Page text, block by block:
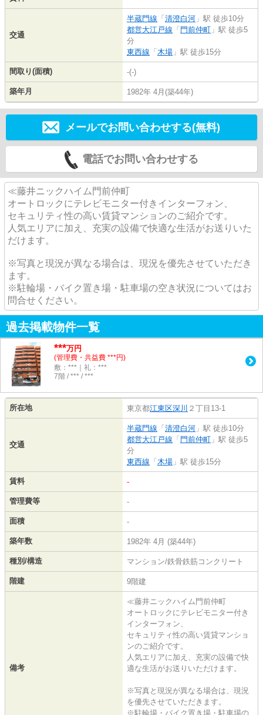
交通
半蔵門線 「 清澄白河 」駅 徒歩10分
都営大江戸線 「 門前仲町 」駅 徒歩5
分
東西線 「 木場 」駅 徒歩15分
間取り(面積) -(-)
築年月 1982年 4月(築44年)
メールでお問い合わせする(無料)
電話でお問い合わせする
≪藤井ニックハイム門前仲町
オートロックにテレビモニター付きインターフォン、
セキュリティ性の高い賃貸マンションのご紹介です。
人気エリアに加え、充実の設備で快適な生活がお送りいた
だけます。
※写真と現況が異なる場合は、現況を優先させていただき
ます。
※駐輪場・バイク置き場・駐車場の空き状況についてはお
問合せください。
過去掲載物件一覧
***万円
(管理費・共益費 ***円)
敷：***｜礼：***
7階 / *** / ***
所在地 東京都江東区深川 ２丁目13-1
交通
半蔵門線 「 清澄白河 」駅 徒歩10分
都営大江戸線 「 門前仲町 」駅 徒歩5
分
東西線 「 木場 」駅 徒歩15分
賃料 -
管理費等 -
面積 -
築年数 1982年 4月 (築44年)
種別/構造 マンション/鉄骨鉄筋コンクリート
階建 9階建
備考
≪藤井ニックハイム門前仲町
オートロックにテレビモニター付き
インターフォン、
セキュリティ性の高い賃貸マンショ
ンのご紹介です。
人気エリアに加え、充実の設備で快
適な生活がお送りいただけます。
※写真と現況が異なる場合は、現況
を優先させていただきます。
※駐輪場・バイク置き場・駐車場の